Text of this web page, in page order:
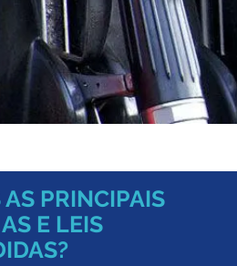
PRINCIPAIS
E LEIS